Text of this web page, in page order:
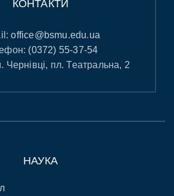
КОНТАКТИ
office@bsmu.edu.ua
(0372) 55-37-54
Чернівці, пл. Театральна, 2
НАУКА